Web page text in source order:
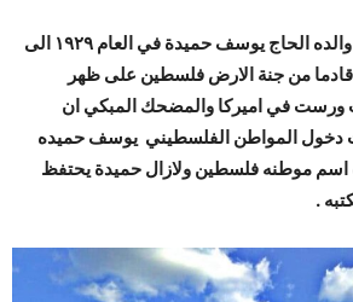
مستعرضا اوراق دخول والده الحاج يوسف حميدة في العام ١٩٢٩ الى
قادما من جنة الارض فلسطين على ظهر
ورست في اميركا والمضحك المبكي ان
دخول المواطن الفلسطيني يوسف حميده
اسم موطنه فلسطين ولازال حميدة يحتفظ
.